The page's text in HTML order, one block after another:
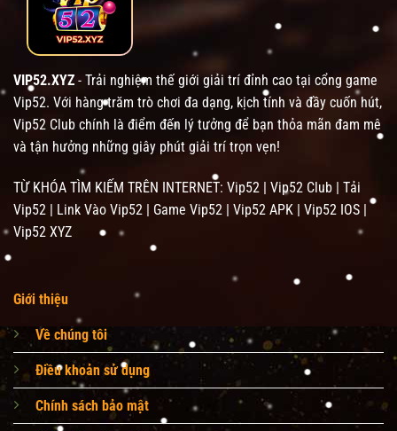
VIP52.XYZ - Trải nghiệm thế giới giải trí đỉnh cao tại cổng game
Vip52. Với hàng trăm trò chơi đa dạng, kịch tính và đầy cuốn hút,
Vip52 Club chính là điểm đến lý tưởng để bạn thỏa mãn đam mê
và tận hưởng những giây phút giải trí trọn vẹn!
TỪ KHÓA TÌM KIẾM TRÊN INTERNET: Vip52 | Vip52 Club | Tải
Vip52 | Link Vào Vip52 | Game Vip52 | Vip52 APK | Vip52 IOS |
Vip52 XYZ
Giới thiệu
Về chúng tôi
Điều khoản sử dụng
Chính sách bảo mật